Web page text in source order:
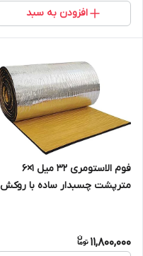
افزودن به سبد
فوم الاستومری 32 میل 1×6
مترپشت چسبدار ساده با روکش
11,800,000